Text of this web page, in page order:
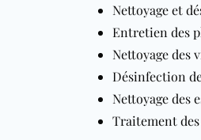
Nettoyage et
Entretien des
Nettoyage des
Désinfection
Nettoyage des
Traitement